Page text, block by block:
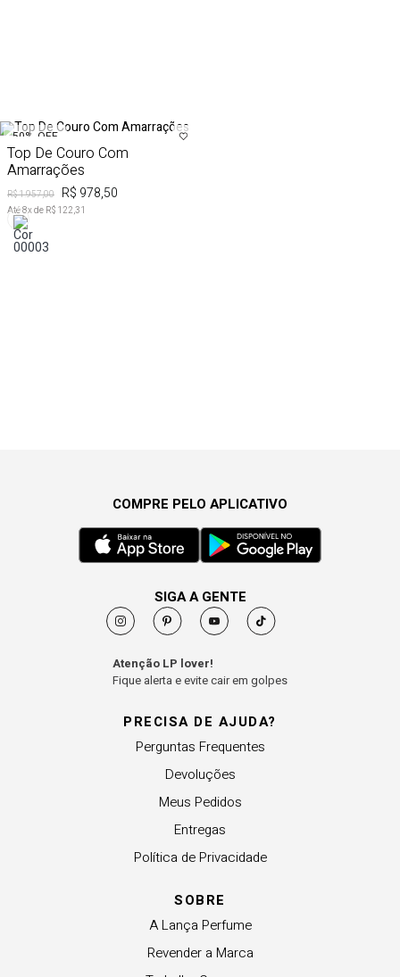
50% OFF
Top De Couro Com
Amarrações
R$ 1.957,00 R$ 978,50
Até8x de R$ 122,31
PRECISA DE AJUDA?
Perguntas Frequentes
Devoluções
Meus Pedidos
Entregas
Política de Privacidade
SOBRE
A Lança Perfume
Revender a Marca
COMPRE PELO APLICATIVO
SIGA A GENTE
Atenção LP lover!
Fique alerta e evite cair em golpes